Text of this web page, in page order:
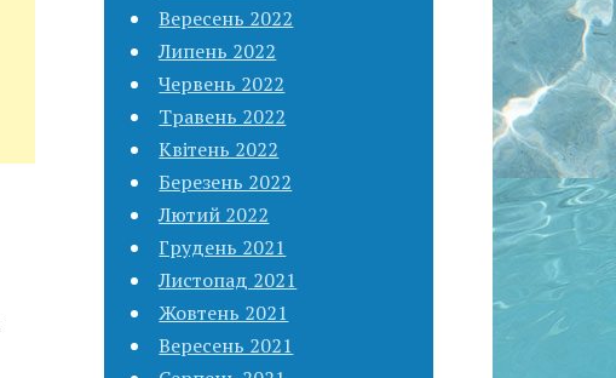
Вересень 2022
Липень 2022
Червень 2022
Травень 2022
Квітень 2022
Березень 2022
Лютий 2022
Грудень 2021
Листопад 2021
Жовтень 2021
Вересень 2021